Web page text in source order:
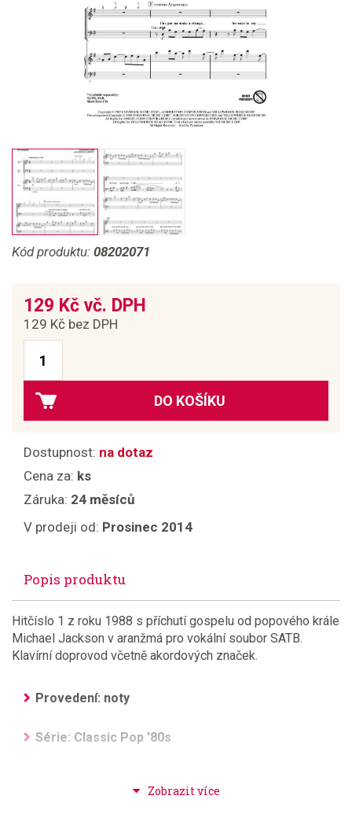
Kód produktu: 08202071
129 Kč vč. DPH
129 Kč bez DPH
DO KOŠÍKU
Dostupnost: na dotaz
Cena za: ks
Záruka: 24 měsíců
V prodeji od: Prosinec 2014
Popis produktu
Hitčíslo 1 z roku 1988 s příchutí gospelu od popového krále
Michael Jackson v aranžmá pro vokální soubor SATB.
Klavírní doprovod včetně akordových značek.
Provedení: noty
Série: Classic Pop '80s